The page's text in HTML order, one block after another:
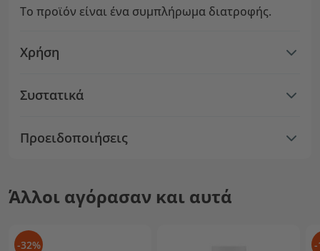
Το προϊόν είναι ένα συμπλήρωμα διατροφής.
Χρήση
Συστατικά
Προειδοποιήσεις
Άλλοι αγόρασαν και αυτά
-32% -